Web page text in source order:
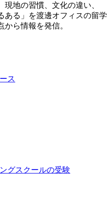
地の習慣、文化の違い、
ある」を渡邊オフィスの留学
ら情報を発信。
ス
グスクールの受験